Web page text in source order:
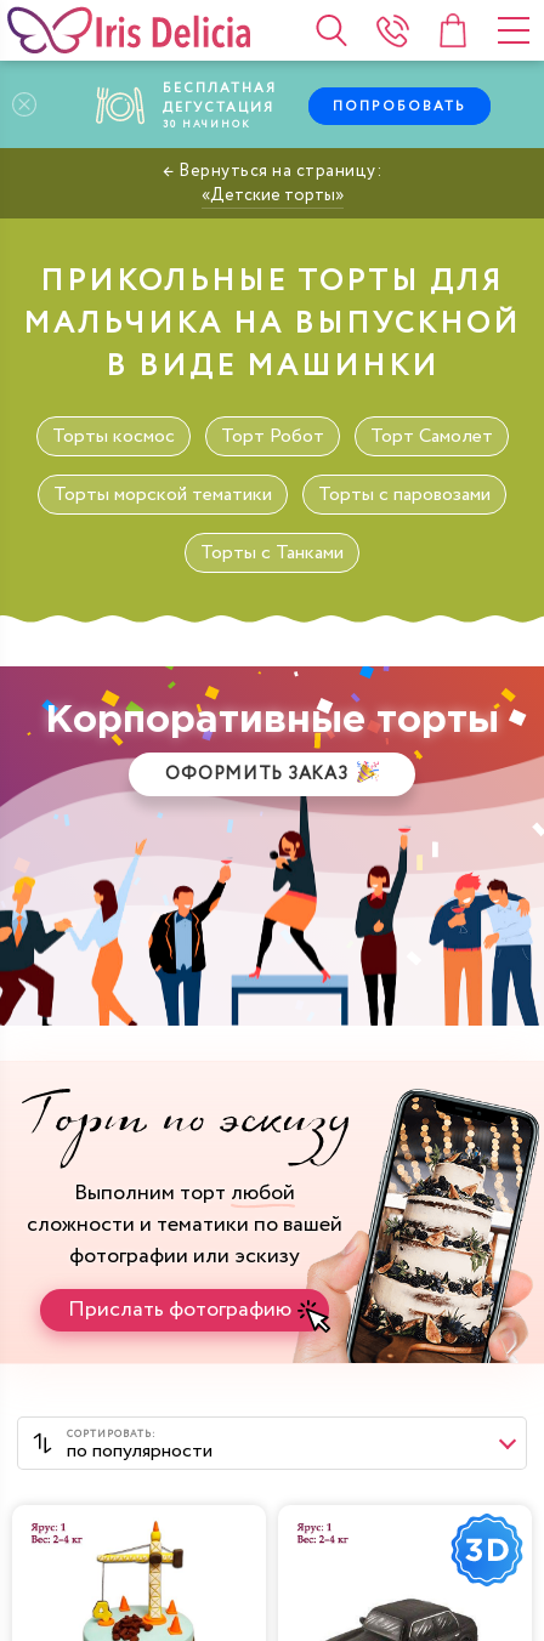
БЕСПЛАТНАЯ
ДЕГУСТАЦИЯ
30 НАЧИНОК
ПОПРОБОВАТЬ
Детские торты
ПРИКОЛЬНЫЕ ТОРТЫ ДЛЯ
МАЛЬЧИКА НА ВЫПУСКНОЙ
В ВИДЕ МАШИНКИ
Торты космос Торт Робот Торт Самолет
Торты морской тематики Торты с паровозами
Торты с Танками
Корпоративные торты
ОФОРМИТЬ ЗАКАЗ
Выполним торт любой
сложности и тематики по вашей
фотографии или эскизу
Прислать фотографию